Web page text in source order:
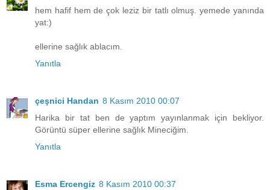
hem hafif hem de çok leziz bir tatlı olmuş. yemede yanında
yat:)
ellerine sağlık ablacım.
Yanıtla
çeşnici Handan 8 Kasım 2010 00:07
Harika bir tat ben de yaptım yayınlanmak için bekliyor.
Görüntü süper ellerine sağlık Mineciğim.
Yanıtla
Esma Ercengiz 8 Kasım 2010 00:37